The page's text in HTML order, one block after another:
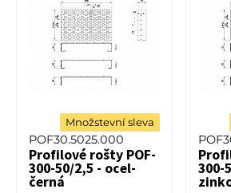
Množstevní sleva
POF30.5025.000
Profilové rošty POF-
300-50/2,5 - ocel-
černá
300-